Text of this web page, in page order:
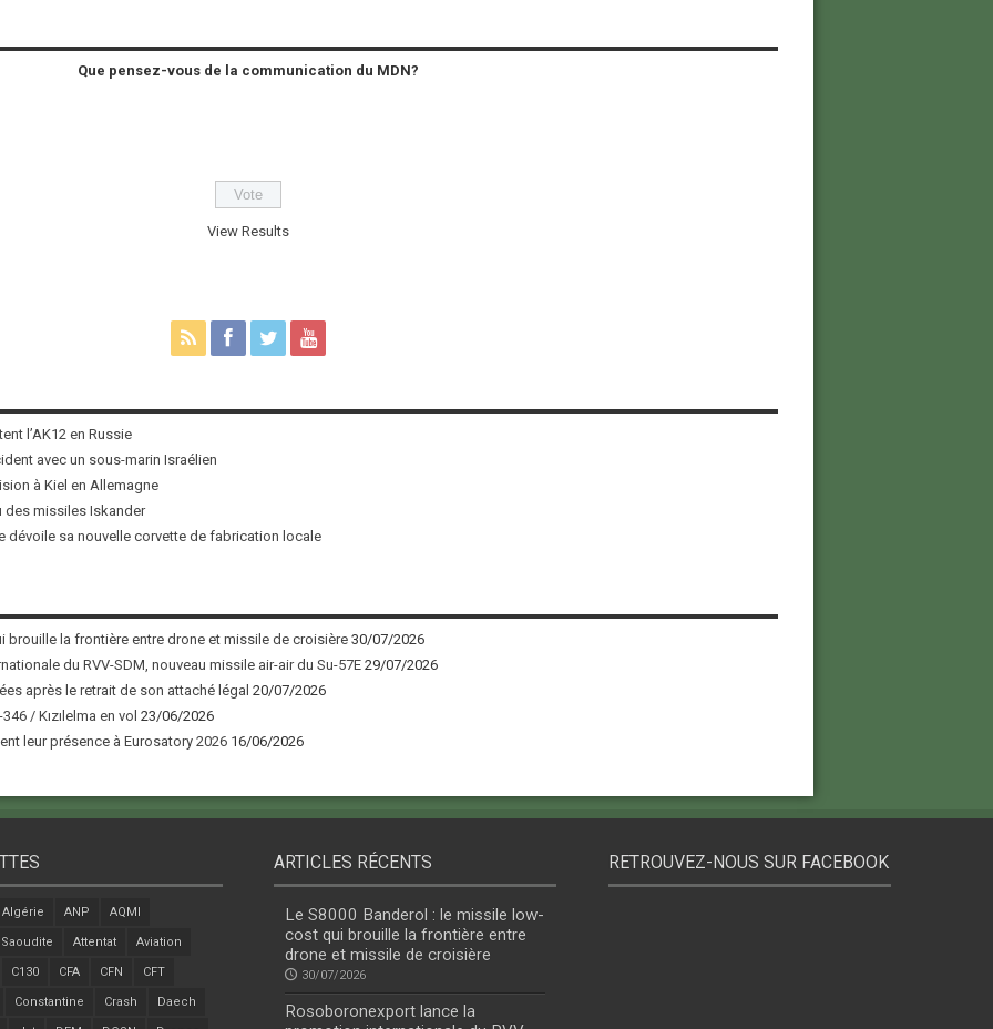
Que pensez-vous de la communication du MDN?
View Results
l’AK12 en Russie
avec un sous-marin Israélien
à Kiel en Allemagne
des missiles Iskander
dévoile sa nouvelle corvette de fabrication locale
brouille la frontière entre drone et missile de croisière 30/07/2026
du RVV-SDM, nouveau missile air-air du Su-57E 29/07/2026
après le retrait de son attaché légal 20/07/2026
/ Kızılelma en vol 23/06/2026
leur présence à Eurosatory 2026 16/06/2026
Algérie ANP AQMI
Attentat Aviation
C130 CFA CFN CFT
Constantine Crash Daech
ARTICLES RÉCENTS
Le S8000 Banderol : le missile low-
cost qui brouille la frontière entre
drone et missile de croisière
30/07/2026
Rosoboronexport lance la
RETROUVEZ-NOUS SUR FACEBOOK